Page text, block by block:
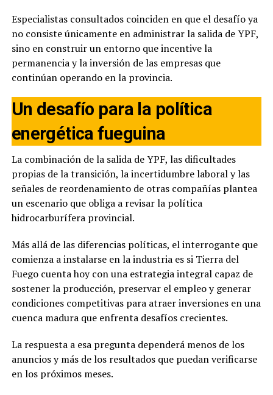
Especialistas consultados coinciden en que el desafío ya
no consiste únicamente en administrar la salida de YPF,
sino en construir un entorno que incentive la
permanencia y la inversión de las empresas que
continúan operando en la provincia.
Un desafío para la política
energética fueguina
La combinación de la salida de YPF, las dificultades
propias de la transición, la incertidumbre laboral y las
señales de reordenamiento de otras compañías plantea
un escenario que obliga a revisar la política
hidrocarburífera provincial.
Más allá de las diferencias políticas, el interrogante que
comienza a instalarse en la industria es si Tierra del
Fuego cuenta hoy con una estrategia integral capaz de
sostener la producción, preservar el empleo y generar
condiciones competitivas para atraer inversiones en una
cuenca madura que enfrenta desafíos crecientes.
La respuesta a esa pregunta dependerá menos de los
anuncios y más de los resultados que puedan verificarse
en los próximos meses.